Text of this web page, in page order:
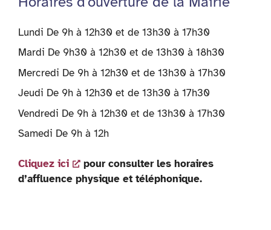
Lundi De 9h à 12h30 et de 13h30 à 17h30
Mardi De 9h30 à 12h30 et de 13h30 à 18h30
Mercredi De 9h à 12h30 et de 13h30 à 17h30
Jeudi De 9h à 12h30 et de 13h30 à 17h30
Vendredi De 9h à 12h30 et de 13h30 à 17h30
Samedi De 9h à 12h
Cliquez ici
pour consulter les horaires
d’affluence physique et téléphonique.